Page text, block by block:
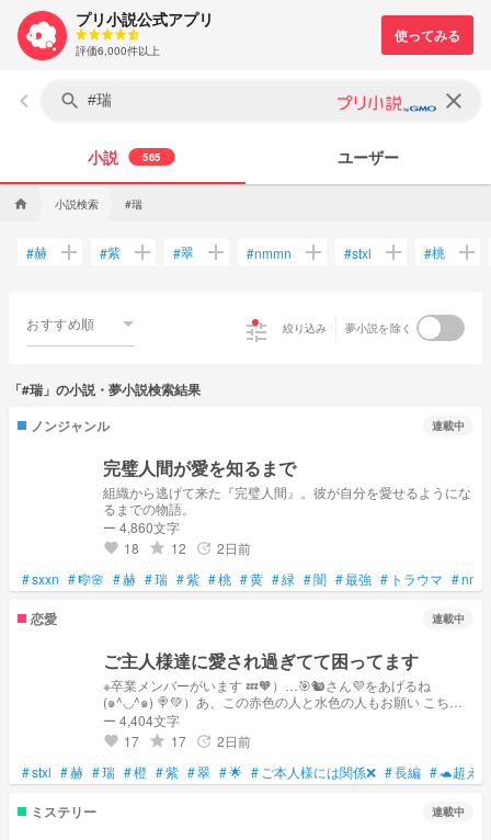
プリ小説公式アプリ
評価6,000件以上
keyboard_arrow_left search clear
小説 565 ユーザー
home 小説検索 #瑞
#赫 add #紫 add #翠 add #nmmn add #stxl add #桃 add
おすすめ順 tune 絞り込み 夢小説を除く
「#瑞」の小説・夢小説検索結果
ノンジャンル
連載中
完璧人間が愛を知るまで
組織から逃げて来た『完璧人間』。彼が自分を愛せるようにな
るまでの物語。
ー 4,860文字
favorite 18 grade 12 update 2日前
#sxxn #🎼🌸 #赫 #瑞 #紫 #桃 #黄 #緑 #闇 #最強 # トラウマ #
恋愛 連載中
ご主人様達に愛され過ぎてて困ってます
※卒業メンバーがいます 💤🧡）…🎯🐿さん💜をあげるね
(๑^◡^๑) 🍭💚）あ、この赤色の人と水色の人もお願い こちら
は「ご主人様達と僕らは〇〇を持っています」の違う世界線の
物語です。 ？）ゆうく〜ん！！ 🍭💚）ﾋﾞｸｯ! 主）ちょっと！こ
こでそうするのは早いですよ💦 ？）え〜…だったら、
ここまで読んでくれとる君なら本編まで見てくれるやろ？
そしたらゆうくんとも遊べるっちゅうことやからまたあとで
ー 4,404文字
favorite 17 grade 17 update 2日前
#stxl #赫 #瑞 #橙 #紫 #翠 #🌟 # ご本人様には関係❌ #長編 #🐢超え
ミステリー 連載中